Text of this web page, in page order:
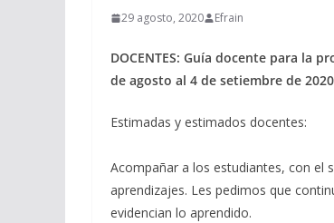
29 agosto, 2020 Efrain
DOCENTES: Guía docente para la
de agosto al 4 de setiembre de
Estimadas y estimados docentes:
Acompañar a los estudiantes, con el
aprendizajes. Les pedimos que
evidencian lo aprendido.